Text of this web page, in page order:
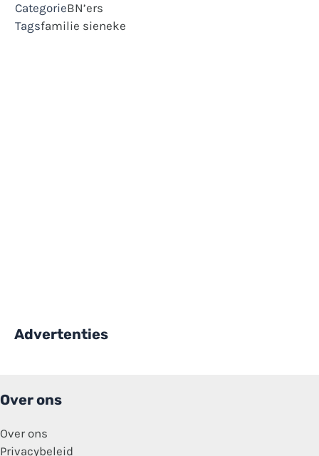
CategorieBN’ers
Tagsfamilie sieneke
Advertenties
Over ons
Over ons
Privacybeleid